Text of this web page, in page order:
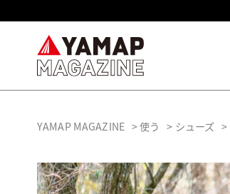
YAMAP MAGAZINE 使う シューズ